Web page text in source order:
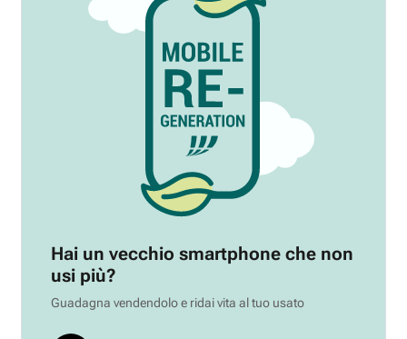
Hai un vecchio smartphone che non
usi più?
Guadagna vendendolo e ridai vita al tuo usato